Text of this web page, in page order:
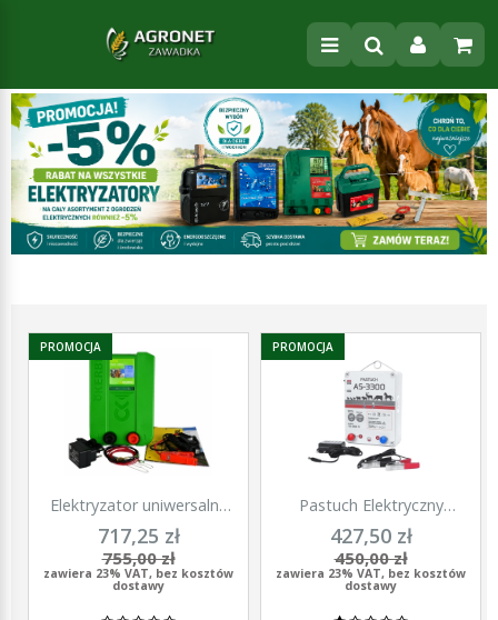
Elektryzator uniwersalny
TITAN DUO 3000, dla
koni, bydła, owiec i kóz,
2,0 J, Kerbl
717,25 zł
755,00 zł
zawiera 23% VAT, bez kosztów
dostawy
PROMOCJA
Pastuch Elektryczny
Elektryzator uniwersalny
Pomelac AS-3300 3,3 Jula
427,50 zł
450,00 zł
zawiera 23% VAT, bez kosztów
dostawy
PROMOCJA